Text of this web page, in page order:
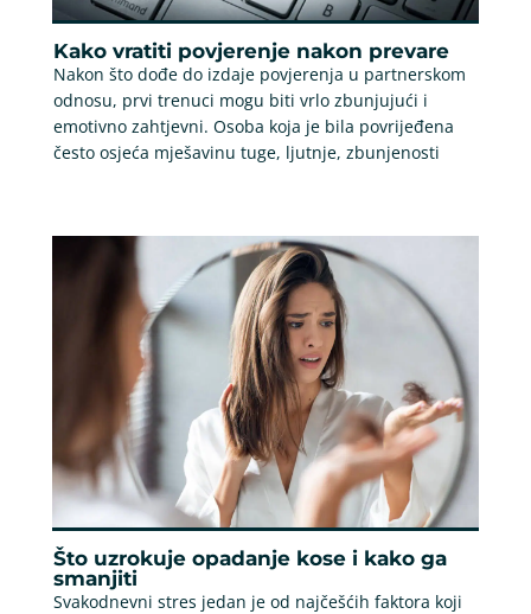
Kako vratiti povjerenje nakon prevare
Nakon što dođe do izdaje povjerenja u partnerskom
odnosu, prvi trenuci mogu biti vrlo zbunjujući i
emotivno zahtjevni. Osoba koja je bila povrijeđena
često osjeća mješavinu tuge, ljutnje, zbunjenosti
Što uzrokuje opadanje kose i kako ga
smanjiti
Svakodnevni stres jedan je od najčešćih faktora koji